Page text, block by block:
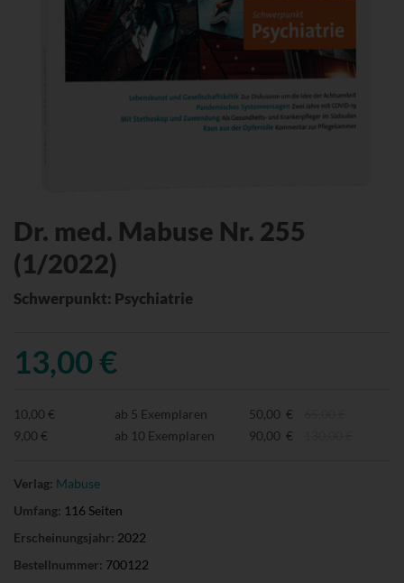
Dr. med. Mabuse Nr. 255
(1/2022)
Schwerpunkt: Psychiatrie
13,00 €
10,00 € ab 5 Exemplaren 50,00 €
9,00 €
ab 10 Exemplaren 90,00 €
Verlag: Mabuse
Umfang: 116 Seiten
Erscheinungsjahr: 2022
Bestellnummer: 700122